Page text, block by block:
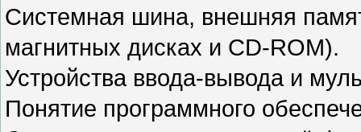
Системная шина, внешняя
магнитных дисках и CD-ROM).
Устройства ввода-вывода и
Понятие программного